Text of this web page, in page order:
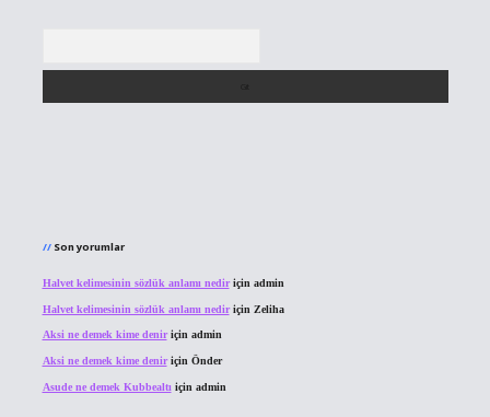
Son yorumlar
Halvet kelimesinin sözlük anlamı nediriçin admin
Halvet kelimesinin sözlük anlamı nediriçin Zeliha
Aksi ne demek kime deniriçin admin
Aksi ne demek kime deniriçin Önder
Asude ne demek Kubbealtı için admin